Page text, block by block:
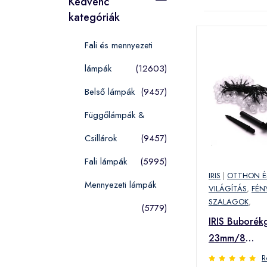
kategóriák
Fali és mennyezeti
lámpák
(12603)
Belső lámpák (9457)
Függőlámpák &
Csillárok
(9457)
Fali lámpák
(5995)
Mennyezeti lámpák
(5779)
IRIS | OTTHON
VILÁGÍTÁS,
SZALAGOK,
IRIS
23mm/8
programos/